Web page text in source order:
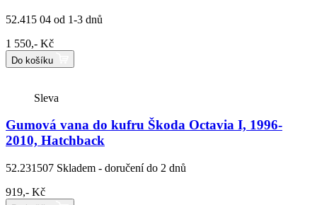
52.415 04 od 1-3 dnů
1 550,- Kč
Do košíku
Sleva
Gumová vana do kufru Škoda Octavia I, 1996-
2010, Hatchback
52.231507 Skladem - doručení do 2 dnů
919,- Kč